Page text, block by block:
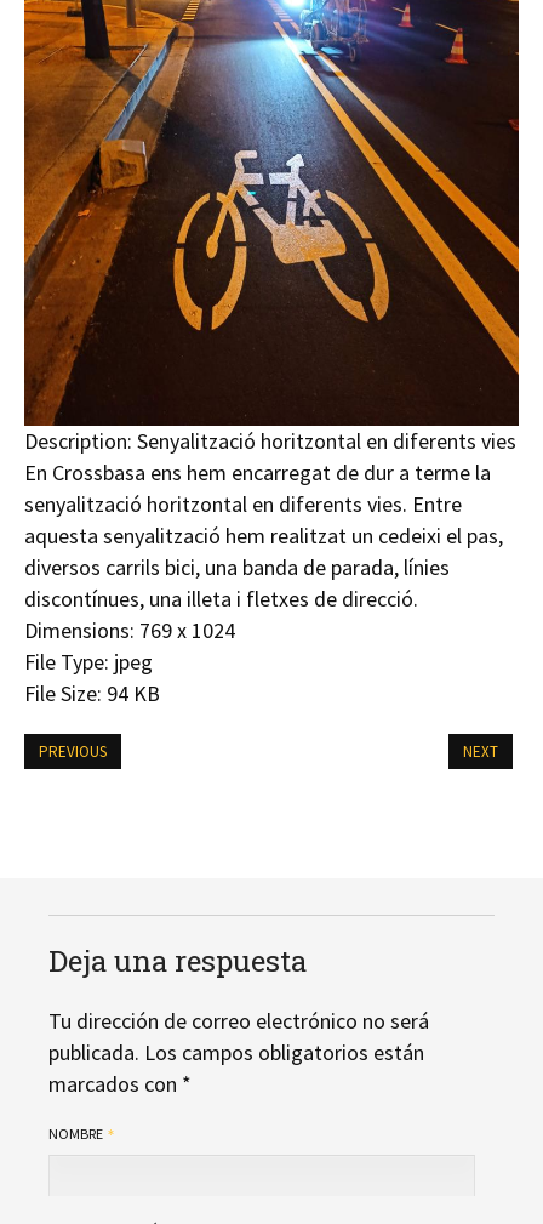
Description: Senyalització horitzontal en diferents vies
En Crossbasa ens hem encarregat de dur a terme la
senyalització horitzontal en diferents vies. Entre
aquesta senyalització hem realitzat un cedeixi el pas,
diversos carrils bici, una banda de parada, línies
discontínues, una illeta i fletxes de direcció.
Dimensions: 769 x 1024
File Type: jpeg
File Size: 94 KB
PREVIOUS NEXT
Deja una respuesta
Tu dirección de correo electrónico no será
publicada. Los campos obligatorios están
marcados con *
NOMBRE